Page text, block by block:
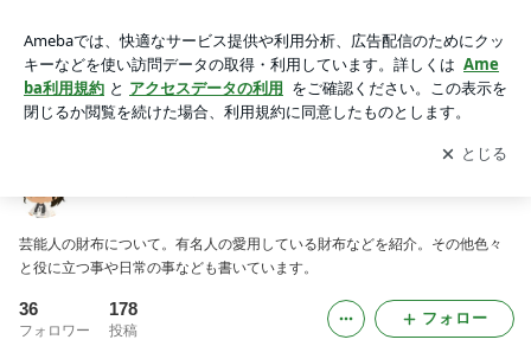
アプリをダウンロードして ブログの更新通知
を受け取りまし
ょう。
開く
芸能人の財布について。有名人の愛用している財布などを紹介。その他色々
と役に立つ事や日常の事なども書いています。
36
フォロワー
178
投稿
フォロー